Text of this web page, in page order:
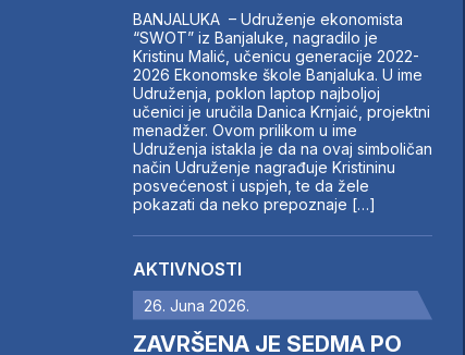
AKTIVNOSTI
SWOT INTERVJU
UČLANI SE
KONTAKT
BANJALUKA – Udruženje ekonomista
“SWOT” iz Banjaluke, nagradilo je
Kristinu Malić, učenicu generacije 2022-
2026 Ekonomske škole Banjaluka. U ime
Udruženja, poklon laptop najboljoj
učenici je uručila Danica Krnjaić, projektni
menadžer. Ovom prilikom u ime
Udruženja istakla je da na ovaj simboličan
način Udruženje nagrađuje Kristininu
posvećenost i uspjeh, te da žele
pokazati da neko prepoznaje […]
AKTIVNOSTI
26. Juna 2026.
ZAVRŠENA JE SEDMA PO